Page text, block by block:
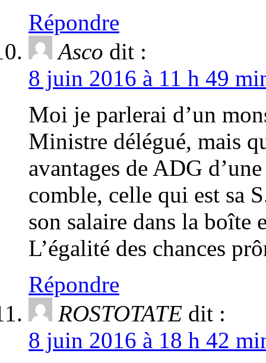
Répondre
Asco dit :
8 juin 2016 à 11 h 49
Moi je parlerai d’un
Ministre délégué, mais
avantages de ADG
comble, celle qui est sa
son salaire dans la boîte
L’égalité des chances
Répondre
ROSTOTATE dit :
8 juin 2016 à 18 h 42